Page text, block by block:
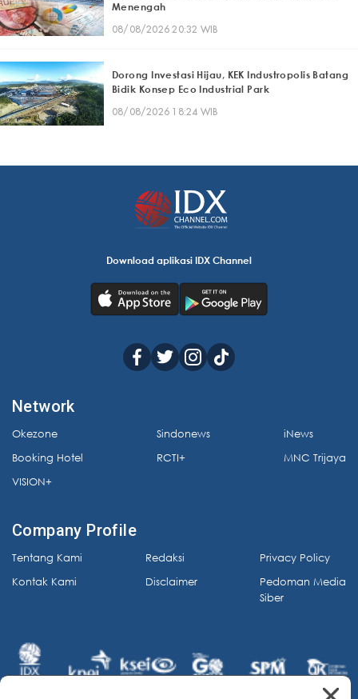
Menengah
08/08/2026 20:32 WIB
Dorong Investasi Hijau, KEK Industropolis Batang
Bidik Konsep Eco Industrial Park
08/08/2026 18:24 WIB
Download aplikasi IDX Channel
Network
Okezone
Booking Hotel
VISION+
Sindonews
RCTI+
iNews
MNC Trijaya
Company Profile
Tentang Kami
Kontak Kami
Redaksi
Disclaimer
Privacy Policy
Pedoman Media
Siber